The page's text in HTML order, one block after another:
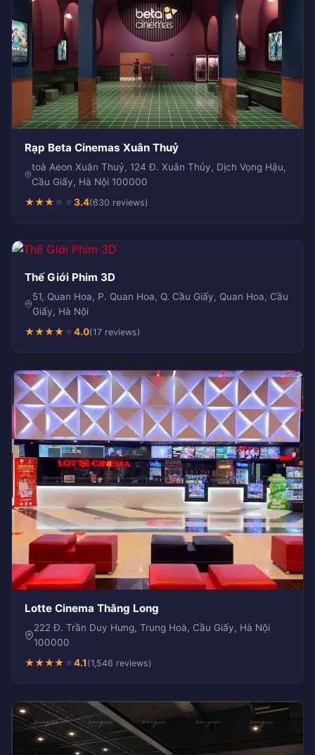
Rạp Beta Cinemas Xuân Thuỷ
toà Aeon Xuân Thuỷ, 124 Đ. Xuân Thủy, Dịch Vọng Hậu,
Cầu Giấy, Hà Nội 100000
★★★★ ★3.4(630 reviews)
Thế Giới Phim 3D
51, Quan Hoa, P. Quan Hoa, Q. Cầu Giấy, Quan Hoa, Cầu
Giấy, Hà Nội
★★★★★4.0(17 reviews)
Lotte Cinema Thăng Long
222 Đ. Trần Duy Hưng, Trung Hoà, Cầu Giấy, Hà Nội
100000
★★★★★4.1 (1,546 reviews)